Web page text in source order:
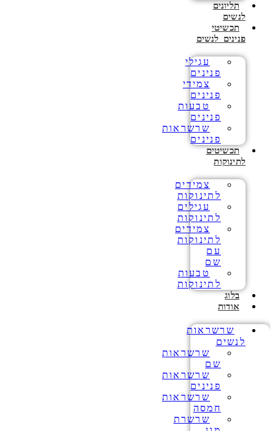
תליונים
לנשים
תכשיטי
פנינים לנשים
עגילי
פנינים
צמידי
פנינים
טבעות
פנינים
שרשראות
פנינים
תכשיטים
לתינוקות
צמידים
לתינוקות
עגילים
לתינוקות
צמידים
לתינוקות
עם
שם
טבעות
לתינוקות
בלוג
אודות
שרשראות
לנשים
שרשראות
שם
שרשראות
פנינים
שרשראות
חמסה
שרשרת